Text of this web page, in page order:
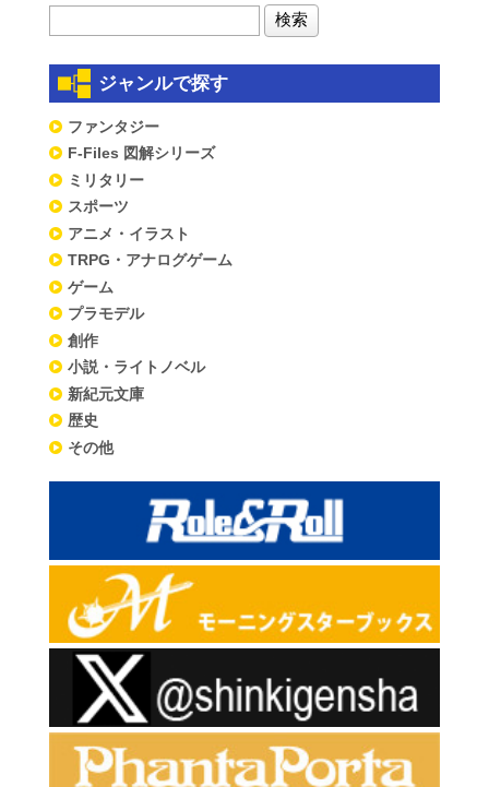
ジャンルで探す
ファンタジー
F-Files 図解シリーズ
ミリタリー
スポーツ
アニメ・イラスト
TRPG・アナログゲーム
ゲーム
プラモデル
創作
小説・ライトノベル
新紀元文庫
歴史
その他